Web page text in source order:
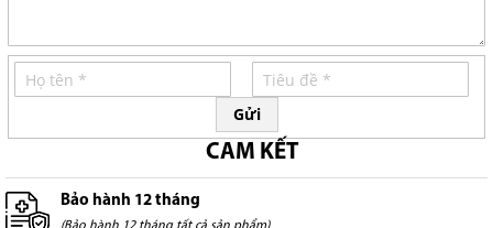
Gửi
CAM KẾT
Bảo hành 12 tháng